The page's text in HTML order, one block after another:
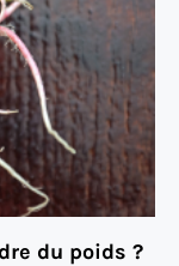
du poids ?